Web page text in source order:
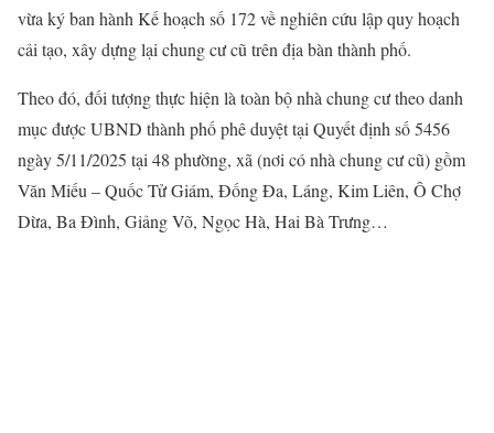
vừa ký ban hành Kế hoạch số 172 về nghiên cứu lập quy hoạch
cải tạo, xây dựng lại chung cư cũ trên địa bàn thành phố.
Theo đó, đối tượng thực hiện là toàn bộ nhà chung cư theo danh
mục được UBND thành phố phê duyệt tại Quyết định số 5456
ngày 5/11/2025 tại 48 phường, xã (nơi có nhà chung cư cũ) gồm
Văn Miếu – Quốc Tử Giám, Đống Đa, Láng, Kim Liên, Ô Chợ
Dừa, Ba Đình, Giảng Võ, Ngọc Hà, Hai Bà Trưng…